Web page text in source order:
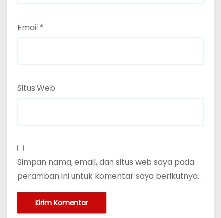
Email *
Situs Web
Simpan nama, email, dan situs web saya pada
peramban ini untuk komentar saya berikutnya.